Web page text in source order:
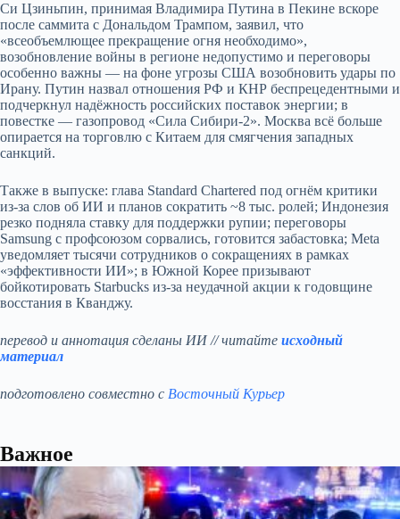
Си Цзиньпин, принимая Владимира Путина в Пекине вскоре
после саммита с Дональдом Трампом, заявил, что
«всеобъемлющее прекращение огня необходимо»,
возобновление войны в регионе недопустимо и переговоры
особенно важны — на фоне угрозы США возобновить удары по
Ирану. Путин назвал отношения РФ и КНР беспрецедентными и
подчеркнул надёжность российских поставок энергии; в
повестке — газопровод «Сила Сибири‑2». Москва всё больше
опирается на торговлю с Китаем для смягчения западных
санкций.
Также в выпуске: глава Standard Chartered под огнём критики
из‑за слов об ИИ и планов сократить ~8 тыс. ролей; Индонезия
резко подняла ставку для поддержки рупии; переговоры
Samsung с профсоюзом сорвались, готовится забастовка; Meta
уведомляет тысячи сотрудников о сокращениях в рамках
«эффективности ИИ»; в Южной Корее призывают
бойкотировать Starbucks из‑за неудачной акции к годовщине
восстания в Кванджу.
перевод и аннотация сделаны ИИ // читайте исходный
материал
подготовлено совместно с Восточный Курьер
Важное